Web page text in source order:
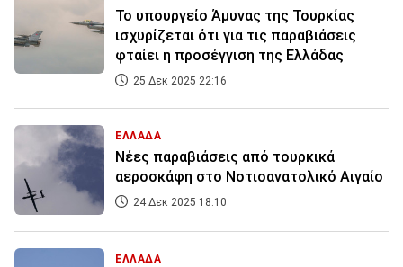
Το υπουργείο Άμυνας της Τουρκίας
ισχυρίζεται ότι για τις παραβιάσεις
φταίει η προσέγγιση της Ελλάδας
25 Δεκ 2025 22:16
ΕΛΛΑΔΑ
Νέες παραβιάσεις από τουρκικά
αεροσκάφη στο Νοτιοανατολικό Αιγαίο
24 Δεκ 2025 18:10
ΕΛΛΑΔΑ